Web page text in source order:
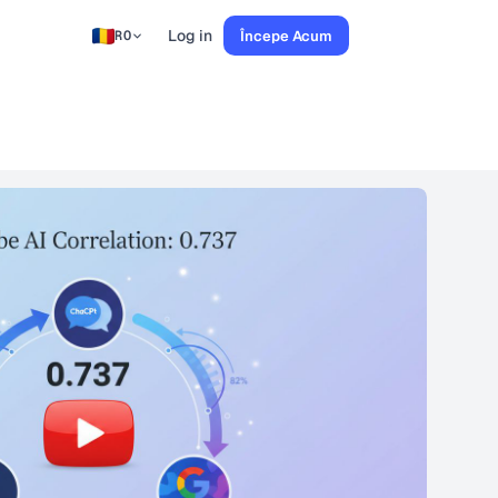
RO Log in Începe Acum